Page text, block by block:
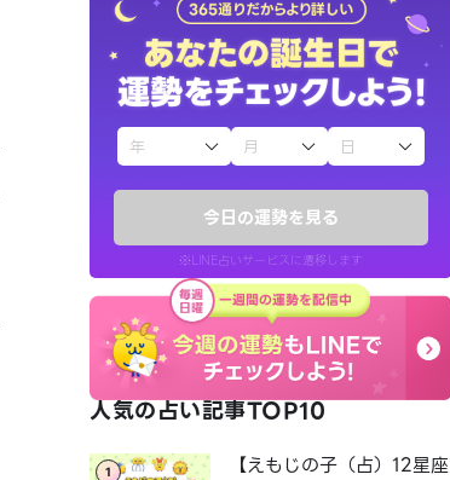
今日の運勢を見る
※LINE占いサービスに遷移します
人気の占い記事TOP10
1
【えもじの子（占）12星座
よくある質問
えもじの子（占）12星座占い
お知らせ
LINE占いを開く